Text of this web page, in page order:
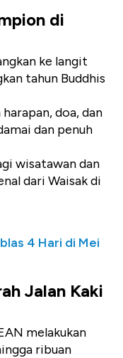
di
ke langit
tahun Buddhis
doa, dan
dan penuh
wisatawan dan
dari Waisak di
4 Hari di Mei
Jalan Kaki
melakukan
ribuan